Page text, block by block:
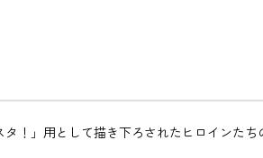
！」用として描き下ろされたヒロインた